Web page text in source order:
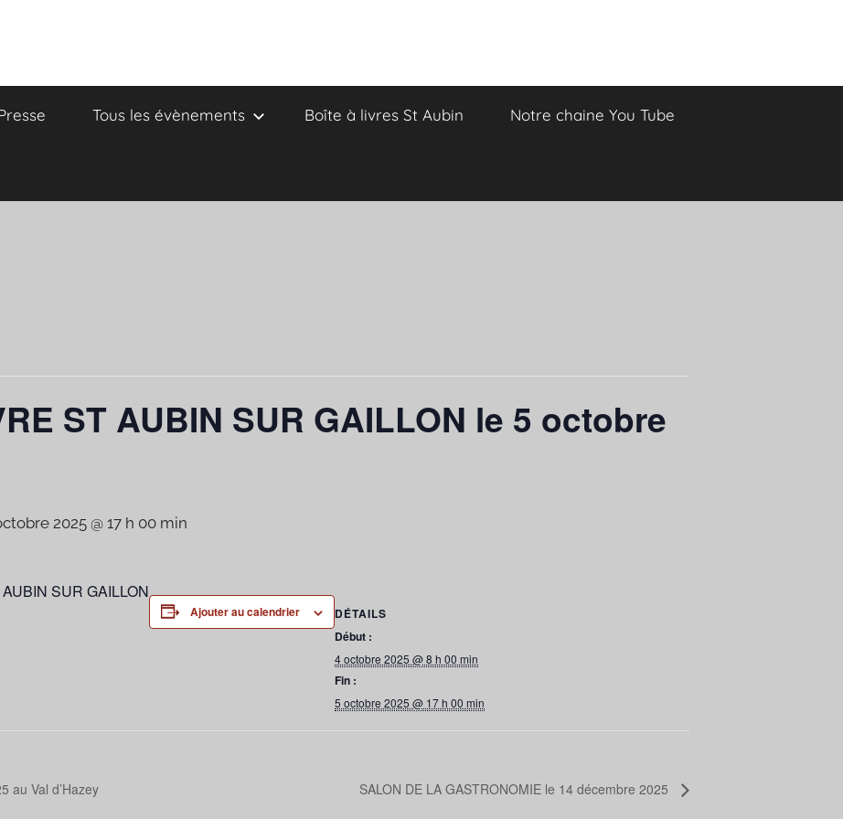
Tous les évènements Boîte à livres St Aubin Notre chaine You Tube
ST AUBIN SUR GAILLON le 5 octobre
2025 @ 17 h 00 min
SUR GAILLON
Ajouter au calendrier
DÉTAILS
Début :
4 octobre 2025 @ 8 h 00 min
Fin :
5 octobre 2025 @ 17 h 00 min
au Val d’Hazey SALON DE LA GASTRONOMIE le 14 décembre 2025